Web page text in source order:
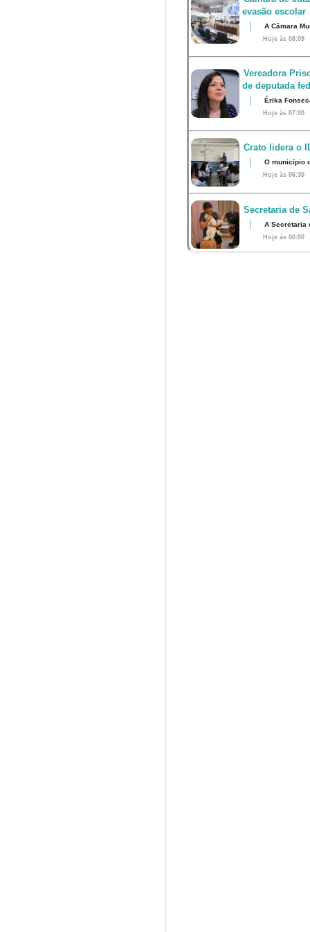
evasão escolar
A Câmara
Hoje às 08:09
Vereadora
de deputada
Érika
Hoje às 07:00
Crato lidera o
O município
Hoje às 06:30
Secretaria de
A Secretaria
Hoje às 06:00